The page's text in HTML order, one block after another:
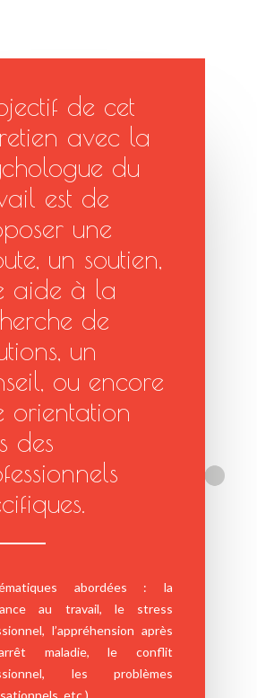
de cet
avec la
du
est de
une
un soutien,
aide à la
de
un
ou encore
orientation
des
abordées : la
au travail, le stress
l’appréhension après
maladie, le conflit
les problèmes
etc.)